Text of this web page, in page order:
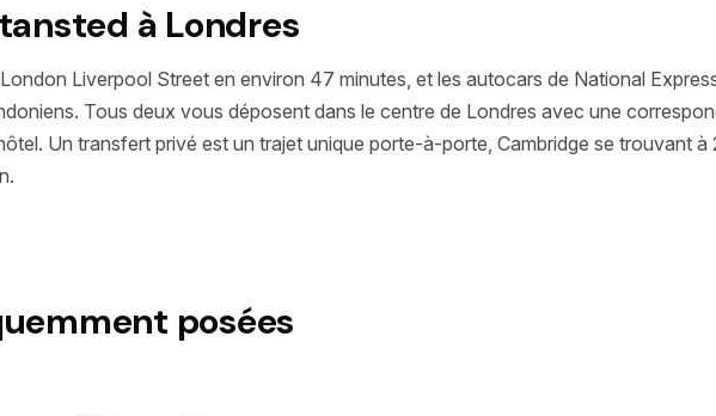
à Londres
Liverpool Street en environ 47 minutes, et les autocars de National
Tous deux vous déposent dans le centre de Londres avec une
Un transfert privé est un trajet unique porte-à-porte, Cambridge se trouvant à
posées